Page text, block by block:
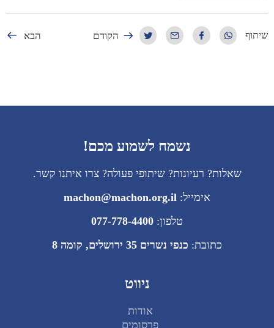
שיתוף הקודם הבא
נשמח לשמוע מכם!
שאלות? רעיונות? שיתופי פעולה? צרו איתנו קשר.
אימייל: machon@machon.org.il
טלפון: 077-778-4400
כתובת: כנפי נשרים 35 ירושלים, קומה 8
ניווט
אודות
פרסומים